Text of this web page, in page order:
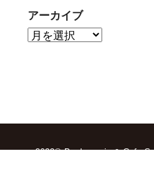
アーカイブ
2022© Boulangerie & Cafe